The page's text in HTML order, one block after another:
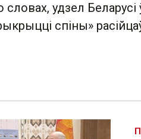
словах, удзел
спіны»